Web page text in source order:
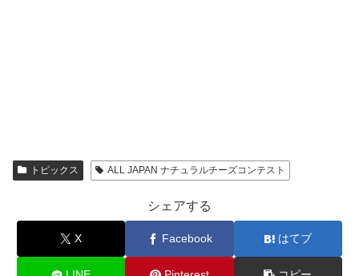
トピックス ALL JAPAN ナチュラルチーズコンテスト
シェアする
X Facebook はてブ